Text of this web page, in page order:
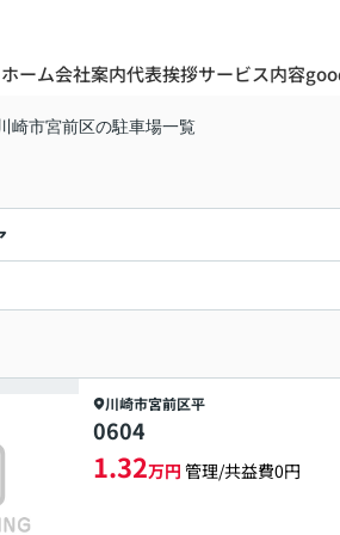
ホーム会社案内代表挨拶サービス内容
川崎市宮前区の駐車場一覧
川崎市宮前区平
0604
1.32万円 管理/共益費0円